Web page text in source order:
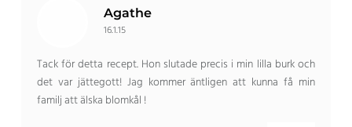
Agathe
16.1.15
Tack för detta recept. Hon slutade precis i min lilla burk och
det var jättegott! Jag kommer äntligen att kunna få min
familj att älska blomkål !